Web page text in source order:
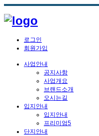
로그인
회원가입
사업안내
공지사항
사업개요
브랜드소개
오시는길
입지안내
입지안내
프리미엄5
단지안내